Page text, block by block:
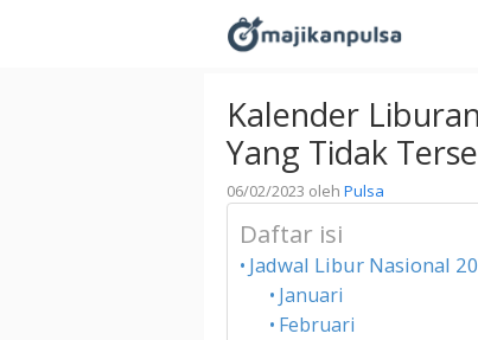
Kalender
Yang Tidak
06/02/2023 oleh Pulsa
Daftar isi
Jadwal Libur Nasional
Januari
Februari